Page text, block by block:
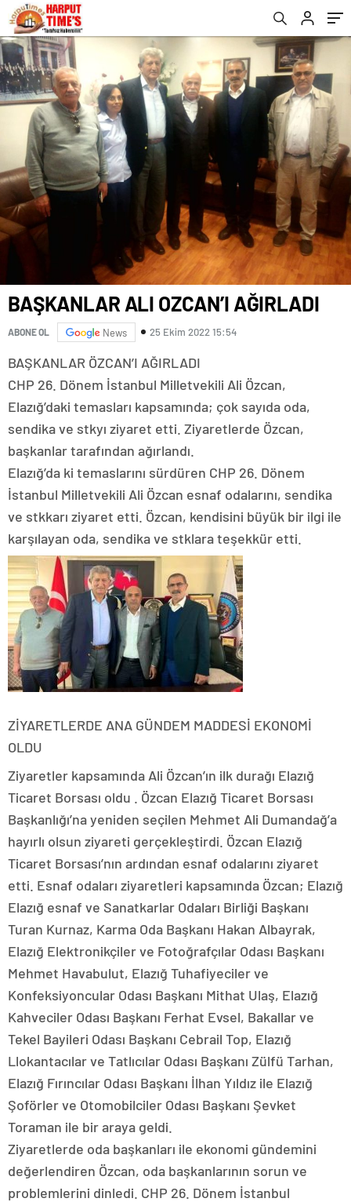
BAŞKANLAR ALI OZCAN’I AĞIRLADI
ABONE OL News 25 Ekim 2022 15:54
BAŞKANLAR ÖZCAN’I AĞIRLADI
CHP 26. Dönem İstanbul Milletvekili Ali Özcan,
Elazığ’daki temasları kapsamında; çok sayıda oda,
sendika ve stkyı ziyaret etti. Ziyaretlerde Özcan,
başkanlar tarafından ağırlandı.
Elazığ’da ki temaslarını sürdüren CHP 26. Dönem
İstanbul Milletvekili Ali Özcan esnaf odalarını, sendika
ve stkkarı ziyaret etti. Özcan, kendisini büyük bir ilgi ile
karşılayan oda, sendika ve stklara teşekkür etti.
ZİYARETLERDE ANA GÜNDEM MADDESİ EKONOMİ
OLDU
Ziyaretler kapsamında Ali Özcan’ın ilk durağı Elazığ
Ticaret Borsası oldu . Özcan Elazığ Ticaret Borsası
Başkanlığı’na yeniden seçilen Mehmet Ali Dumandağ’a
hayırlı olsun ziyareti gerçekleştirdi. Özcan Elazığ
Ticaret Borsası’nın ardından esnaf odalarını ziyaret
etti. Esnaf odaları ziyaretleri kapsamında Özcan; Elazığ
Elazığ esnaf ve Sanatkarlar Odaları Birliği Başkanı
Turan Kurnaz, Karma Oda Başkanı Hakan Albayrak,
Elazığ Elektronikçiler ve Fotoğrafçılar Odası Başkanı
Mehmet Havabulut, Elazığ Tuhafiyeciler ve
Konfeksiyoncular Odası Başkanı Mithat Ulaş, Elazığ
Kahveciler Odası Başkanı Ferhat Evsel, Bakallar ve
Tekel Bayileri Odası Başkanı Cebrail Top, Elazığ
Llokantacılar ve Tatlıcılar Odası Başkanı Zülfü Tarhan,
Elazığ Fırıncılar Odası Başkanı İlhan Yıldız ile Elazığ
Şoförler ve Otomobilciler Odası Başkanı Şevket
Toraman ile bir araya geldi.
Ziyaretlerde oda başkanları ile ekonomi gündemini
değerlendiren Özcan, oda başkanlarının sorun ve
problemlerini dinledi. CHP 26. Dönem İstanbul